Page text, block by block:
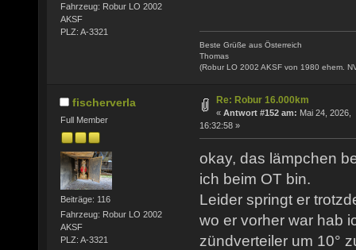
Fahrzeug: Robur LO 2002
AKSF
PLZ: A-3321
Beste Grüße aus Österreich
Thomas
(Robur LO 2002 AKSF von 1980 ehem.
fischerverla
Full Member
Beiträge: 116
Fahrzeug: Robur LO 2002
AKSF
PLZ: A-3321
Re: Robur 16.000km
« Antwort #152 am: Mai 24, 2026,
16:32:58 »
okay, das lämpchen
ich beim OT bin.
Leider springt er
wo er vorher war hab
zündverteiler um 10°